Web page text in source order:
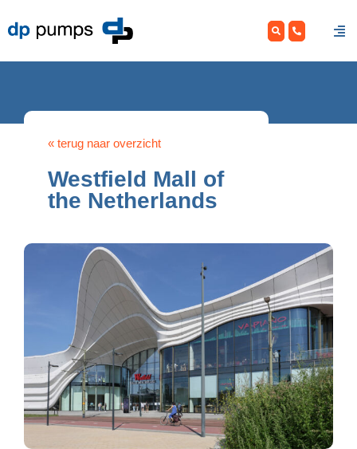
to
content
« terug naar overzicht
Westfield Mall of
the Netherlands